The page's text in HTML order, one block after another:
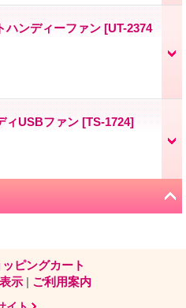
ハンディーファン [UT-2374
ィUSBファン [TS-1724]
ピングカート
示 | ご利用案内